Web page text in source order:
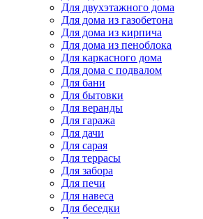
Для двухэтажного дома
Для дома из газобетона
Для дома из кирпича
Для дома из пеноблока
Для каркасного дома
Для дома с подвалом
Для бани
Для бытовки
Для веранды
Для гаража
Для дачи
Для сарая
Для террасы
Для забора
Для печи
Для навеса
Для беседки